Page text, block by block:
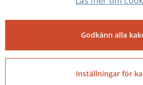
Dödsfall och
Huvudregeln är att en
och försäkringar för att täcka
Godkänn alla
Inställningar för